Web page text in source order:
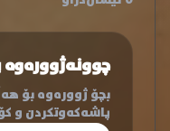
بچۆ ژوورەوە بۆ
پاشەکەوتکردن و